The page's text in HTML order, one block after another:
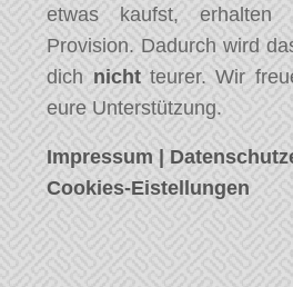
etwas kaufst,
Provision. Dadurch wird
dich nichtteurer. Wir
eure Unterstützung.
Impressum |
Cookies-Eistellungen